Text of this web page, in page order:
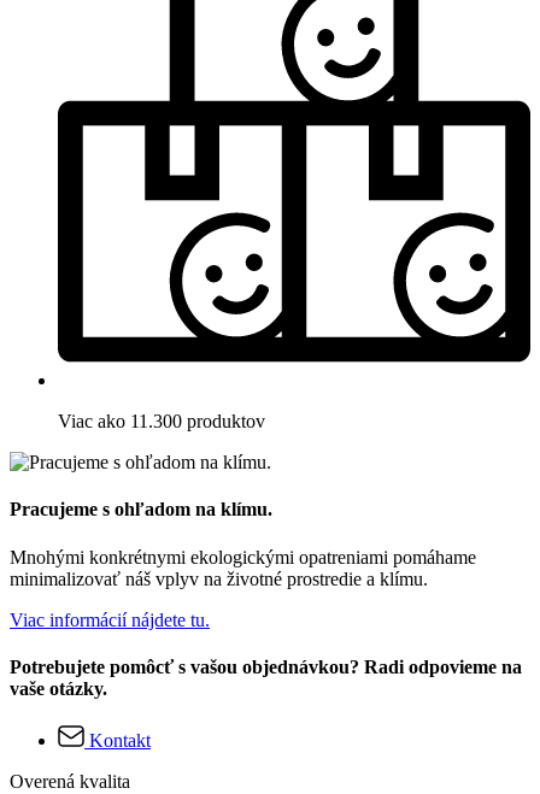
Viac ako 11.300 produktov
Pracujeme s ohľadom na klímu.
Mnohými konkrétnymi ekologickými opatreniami pomáhame
minimalizovať náš vplyv na životné prostredie a klímu.
Viac informácií nájdete tu.
Potrebujete pomôcť s vašou objednávkou? Radi odpovieme na
vaše otázky.
Kontakt
Overená kvalita